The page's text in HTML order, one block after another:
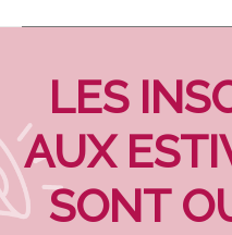
LES
AUX
SONT